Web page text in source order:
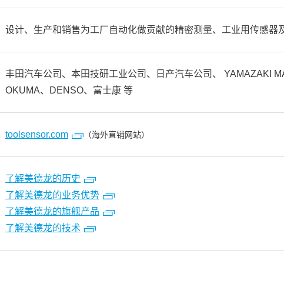
设计、生产和销售为工厂自动化做贡献的精密测量、工业用传感器
丰田汽车公司、本田技研工业公司、日产汽车公司、 YAMAZAKI
OKUMA、DENSO、富士康 等
toolsensor.com （海外直销网站）
了解美德龙的历史
了解美德龙的业务优势
了解美德龙的旗舰产品
了解美德龙的技术